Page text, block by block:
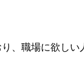
、職場に欲しい